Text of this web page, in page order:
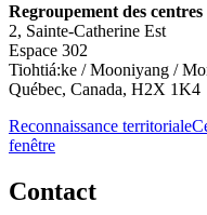
Regroupement des
2, Sainte-Catherine Est
Espace 302
Tiohtiá:ke / Mooniyang /
Québec, Canada, H2X 1K4
Reconnaissance territoriale
fenêtre
Contact